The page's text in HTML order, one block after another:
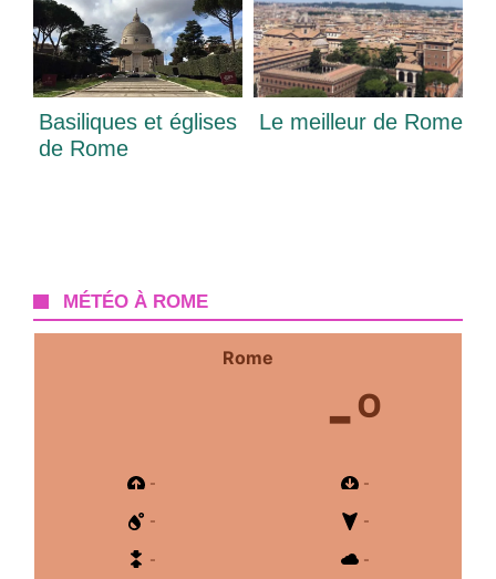
Basiliques et églises
de Rome
Le meilleur de Rome
MÉTÉO À ROME
Rome
-º
- -
- -
- -